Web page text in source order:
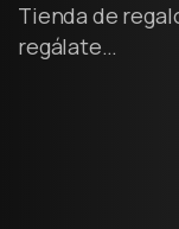
Tienda de
regálate…